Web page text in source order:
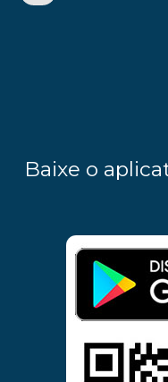
Baixe o